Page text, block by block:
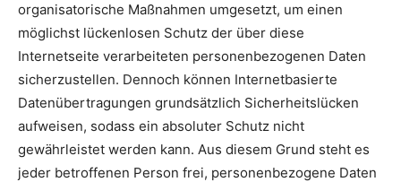
organisatorische Maßnahmen umgesetzt, um einen
möglichst lückenlosen Schutz der über diese
Internetseite verarbeiteten personenbezogenen Daten
sicherzustellen. Dennoch können Internetbasierte
Datenübertragungen grundsätzlich Sicherheitslücken
aufweisen, sodass ein absoluter Schutz nicht
gewährleistet werden kann. Aus diesem Grund steht es
jeder betroffenen Person frei, personenbezogene Daten